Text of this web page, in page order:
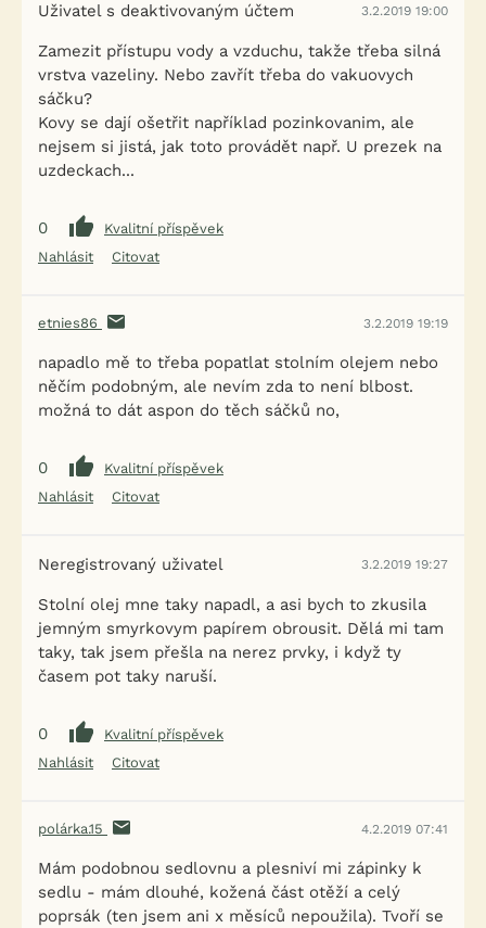
Uživatel s deaktivovaným účtem 3.2.2019 19:00
Zamezit přístupu vody a vzduchu, takže třeba silná
vrstva vazeliny. Nebo zavřít třeba do vakuovych
sáčku?
Kovy se dají ošetřit například pozinkovanim, ale
nejsem si jistá, jak toto provádět např. U prezek na
uzdeckach...
0
Kvalitní příspěvek
Nahlásit
Citovat
etnies86 3.2.2019 19:19
napadlo mě to třeba popatlat stolním olejem nebo
něčím podobným, ale nevím zda to není blbost.
možná to dát aspon do těch sáčků no,
0
Kvalitní příspěvek
Nahlásit
Citovat
Neregistrovaný uživatel 3.2.2019 19:27
Stolní olej mne taky napadl, a asi bych to zkusila
jemným smyrkovym papírem obrousit. Dělá mi tam
taky, tak jsem přešla na nerez prvky, i když ty
časem pot taky naruší.
0
Kvalitní příspěvek
Nahlásit
Citovat
polárka.15 4.2.2019 07:41
Mám podobnou sedlovnu a plesniví mi zápinky k
sedlu - mám dlouhé, kožená část otěží a celý
poprsák (ten jsem ani x měsíců nepoužila). Tvoří se